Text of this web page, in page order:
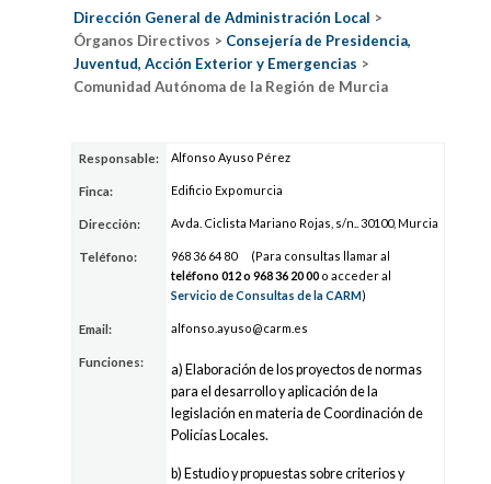
Dirección General de Administración Local >
Órganos Directivos > Consejería de Presidencia,
Juventud, Acción Exterior y Emergencias >
Comunidad Autónoma de la Región de Murcia
Responsable: Alfonso Ayuso Pérez
Finca: Edificio Expomurcia
Dirección: Avda. Ciclista Mariano Rojas, s/n.. 30100, Murcia
Teléfono: 968 36 64 80
(Para consultas llamar al
teléfono 012 o 968 36 20 00 o acceder al
Servicio de Consultas de la CARM)
Email: alfonso.ayuso@carm.es
Funciones:
a) Elaboración de los proyectos de normas
para el desarrollo y aplicación de la
legislación en materia de Coordinación de
Policías Locales.
b) Estudio y propuestas sobre criterios y